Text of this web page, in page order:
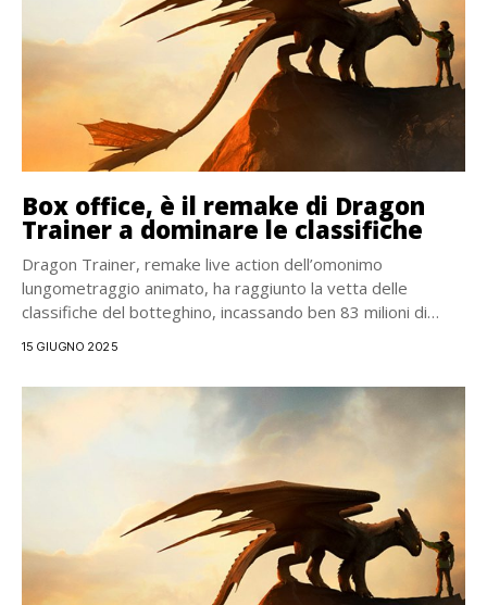
Box office, è il remake di Dragon
Trainer a dominare le classifiche
Dragon Trainer, remake live action dell’omonimo
lungometraggio animato, ha raggiunto la vetta delle
classifiche del botteghino, incassando ben 83 milioni di
15 GIUGNO 2025